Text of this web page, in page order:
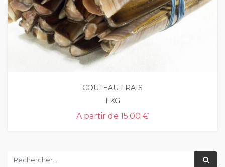
COUTEAU FRAIS
1 KG
A partir de 15.00 €